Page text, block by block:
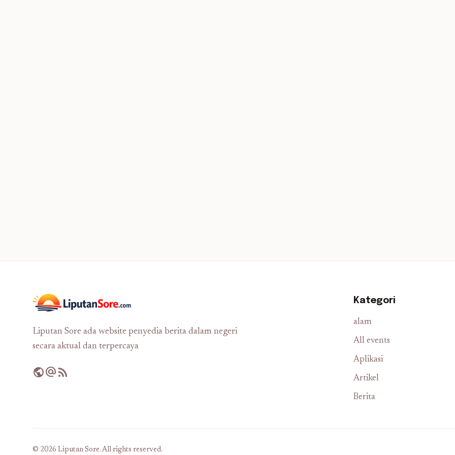
Liputan Sore ada website penyedia berita dalam negeri
secara aktual dan terpercaya
publicalternate_emailrss_feed
Kategori
alam
All events
Aplikasi
Artikel
Berita
© 2026 Liputan Sore. All rights reserved.